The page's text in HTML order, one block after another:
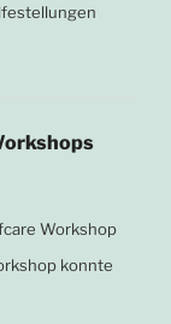
Workshop
konnte